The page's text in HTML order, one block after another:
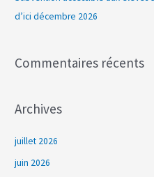
d’ici décembre 2026
Commentaires récents
Archives
juillet 2026
juin 2026